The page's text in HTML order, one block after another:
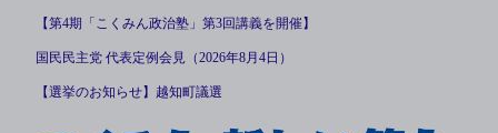
【第4期「こくみん政治塾」第3回講義を開催】
国民民主党 代表定例会見（2026年8月4日）
【選挙のお知らせ】越知町議選